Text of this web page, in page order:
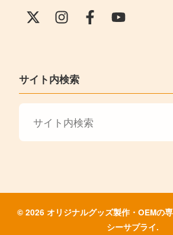
サイト内検索
© 2026 オリジナルグッズ製作・OEMの
シーサプライ.